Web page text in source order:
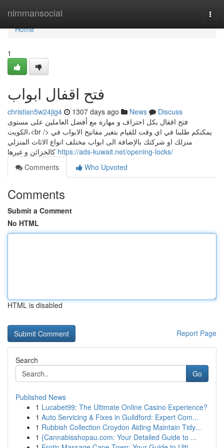
nimmansocial
Home
Home
1
فتح اقفال ابواب
christian5w24jig4 1307 days ago News
Discuss
فتح اقفال​ بكل احتراف و مهارة مع أفضل العاملين على مستوى
الكويت،<br /> يمكنكم طلبنا في اي وقت للقيام بتغير مفاتيح الابواب في
منزلك او شركتك بالإضافة الى ابواب مختلف انواع الاثاث المنزلي
https://ads-kuwait.net/opening-locks/
Comments
Who Upvoted
Comments
Submit a Comment
No HTML
HTML is disabled
Report Page
Search
Go
Published News
1 Lucabet99: The Ultimate Online Casino Experience?
1 Auto Servicing & Fixes in Guildford: Expert Com...
1 Rubbish Collection Croydon Aiding Maintain Tidy...
1 {Cannabisshopau.com: Your Detailed Guide to ...